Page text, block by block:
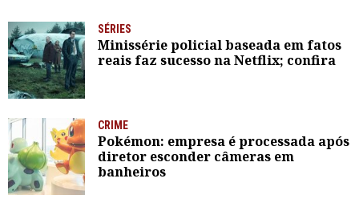
SÉRIES
Minissérie policial baseada em fatos
reais faz sucesso na Netflix; confira
CRIME
Pokémon: empresa é processada após
diretor esconder câmeras em
banheiros